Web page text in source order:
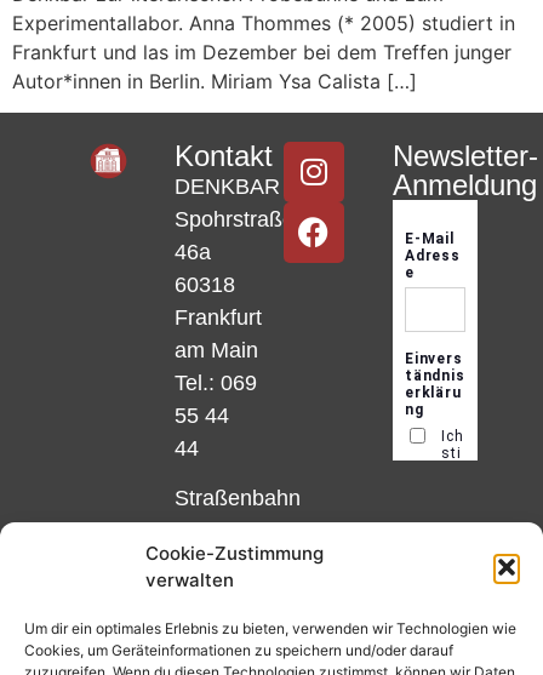
Cookie-Zustimmung
verwalten
Um dir ein optimales Erlebnis zu bieten, verwenden wir Technologien wie
Cookies, um Geräteinformationen zu speichern und/oder darauf
Experimentallabor. Anna Thommes (* 2005) studiert in
Frankfurt und las im Dezember bei dem Treffen junger
Autor*innen in Berlin. Miriam Ysa Calista […]
Kontakt
DENKBAR
Spohrstraße
46a
60318
Frankfurt
am Main
Tel.: 069
55 44
44
Straßenbahn
und 12,
Matthias-
Beltz-
Newsletter-
Anmeldung